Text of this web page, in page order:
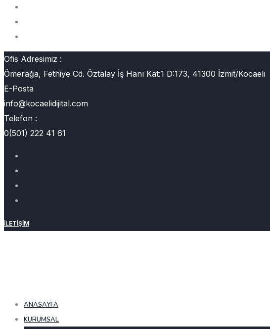
Ofis Adresimiz :
Ömerağa, Fethiye Cd. Öztalay İş Hanı Kat:1 D:173, 41300 İzmit/Kocaeli
E-Posta
info@kocaelidijital.com
Telefon :
0(501) 222 41 61
İLETIŞIM
ANASAYFA
KURUMSAL